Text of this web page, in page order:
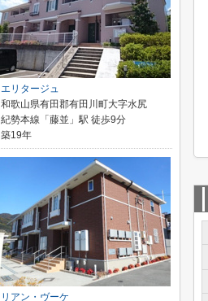
エリタージュ
和歌山県有田郡有田川町大字水尻
紀勢本線「藤並」駅 徒歩9分
築19年
リアン・ヴーケ